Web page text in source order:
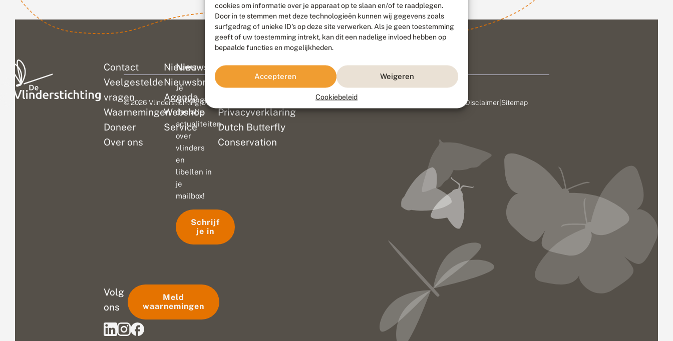
cookies om informatie over je apparaat op te slaan en/of te raadplegen.
Door in te stemmen met deze technologieën kunnen wij gegevens zoals
surfgedrag of unieke ID's op deze site verwerken. Als je geen toestemming
geeft of uw toestemming intrekt, kan dit een nadelige invloed hebben op
bepaalde functies en mogelijkheden.
Accepteren Weigeren
Cookiebeleid
Contact
Veelgestelde
vragen
Waarnemingen
Doneer
Over ons
Nieuws
Nieuwsbrief
Agenda
Webshop
Service
Colofon
Disclaimer
Privacyverklaring
Dutch Butterfly
Conservation
Nieuwsbrief
Je
ontvangt
dan alle
actualiteiten
over
vlinders
en
libellen in
je
mailbox!
Schrijf
je in
Volg
ons
Meld
waarnemingen
© 2026 Vlinderstichting|Duurzaam ontwikkeld door Go2People, ontworpen door Disclaimer Sitemap